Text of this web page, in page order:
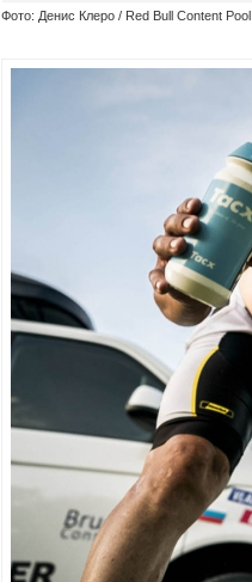
Фото: Денис Клеро / Red Bull Content Pool